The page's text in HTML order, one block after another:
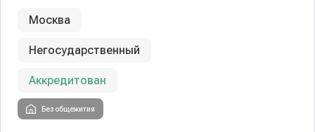
Москва
Негосударственный
Аккредитован
Без общежития